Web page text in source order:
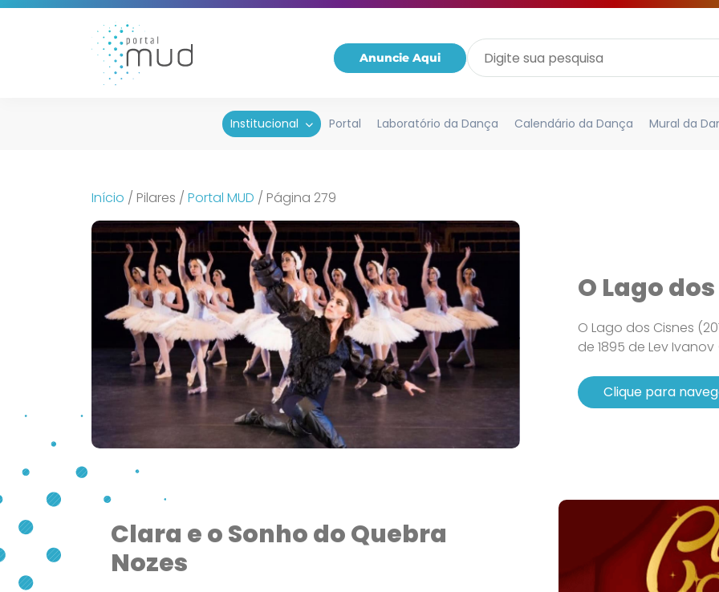
Anuncie Aqui
Institucional Portal Laboratório da Dança Calendário da Dança Mural da
Início / Pilares / Portal MUD / Página 279
O Lago
O Lago dos Cisnes
de 1895 de Lev Ivanov
Clique para
Clara e o Sonho do Quebra
Nozes